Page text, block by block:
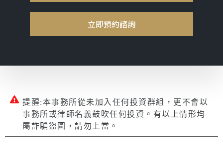
立即預約諮詢
提醒:本事務所從未加入任何投資群組，更不會以
事務所或律師名義鼓吹任何投資。有以上情形均
屬詐騙盜圖，請勿上當。